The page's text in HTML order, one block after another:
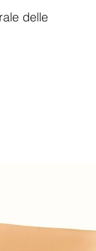
delle